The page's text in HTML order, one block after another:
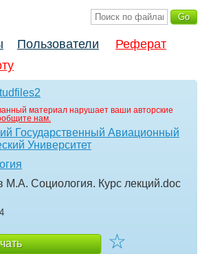
Пользователи
Реферат
материал нарушает ваши авторские
нам.
Государственный Авиационный
Университет
М.А. Социология. Курс лекций.doc
☆